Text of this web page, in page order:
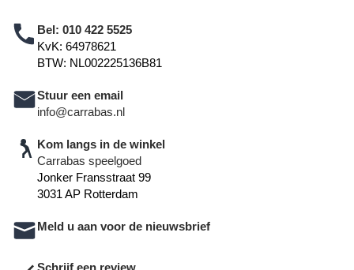
Bel: 010 422 5525
KvK: 64978621
BTW: NL002225136B81
Stuur een email
info@carrabas.nl
Kom langs in de winkel
Carrabas speelgoed
Jonker Fransstraat 99
3031 AP Rotterdam
Meld u aan voor de nieuwsbrief